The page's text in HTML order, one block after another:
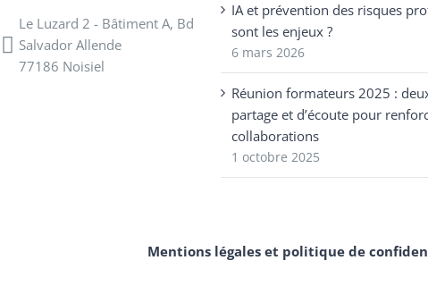
Le Luzard 2 - Bâtiment A, Bd
Salvador Allende
77186 Noisiel
IA et prévention des risques
sont les enjeux ?
6 mars 2026
Réunion formateurs 2025 :
partage et d’écoute pour
collaborations
1 octobre 2025
Mentions légales et politique de